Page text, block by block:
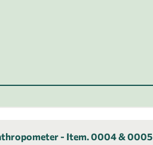
- Item. 0004 & 0005